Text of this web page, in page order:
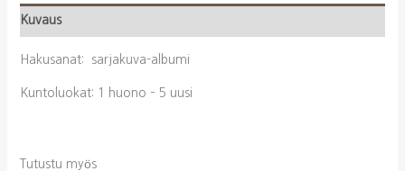
paikalla
Kuvaus
Hakusanat: sarjakuva-albumi
Kuntoluokat: 1 huono – 5 uusi
Tutustu myös